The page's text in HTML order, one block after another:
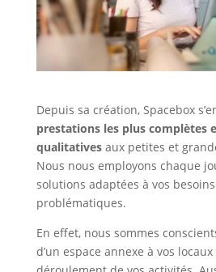
Depuis sa création, Spacebox
prestations les plus complètes
qualitatives aux petites et
Nous nous employons chaque
solutions adaptées à vos
problématiques.
En effet, nous sommes
d’un espace annexe à vos